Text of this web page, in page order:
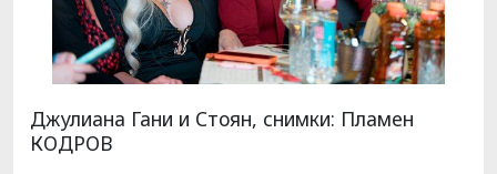
Джулиана Гани и Стоян, снимки: Пламен
КОДРОВ